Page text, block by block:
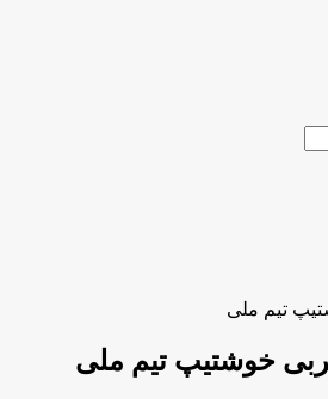
تیم ملی
خوشتیپ تیم ملی